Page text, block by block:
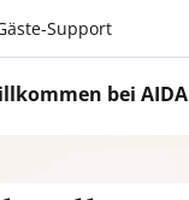
Support
bei AIDA